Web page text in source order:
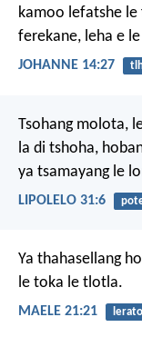
kamoo lefatshe le
ferekane, leha e
JOHANNE 14:27
Tsohang molota,
la di tshoha,
ya tsamayang le
LIPOLELO 31:6
Ya thahasellang
le toka le tlotla.
MAELE 21:21 lerato